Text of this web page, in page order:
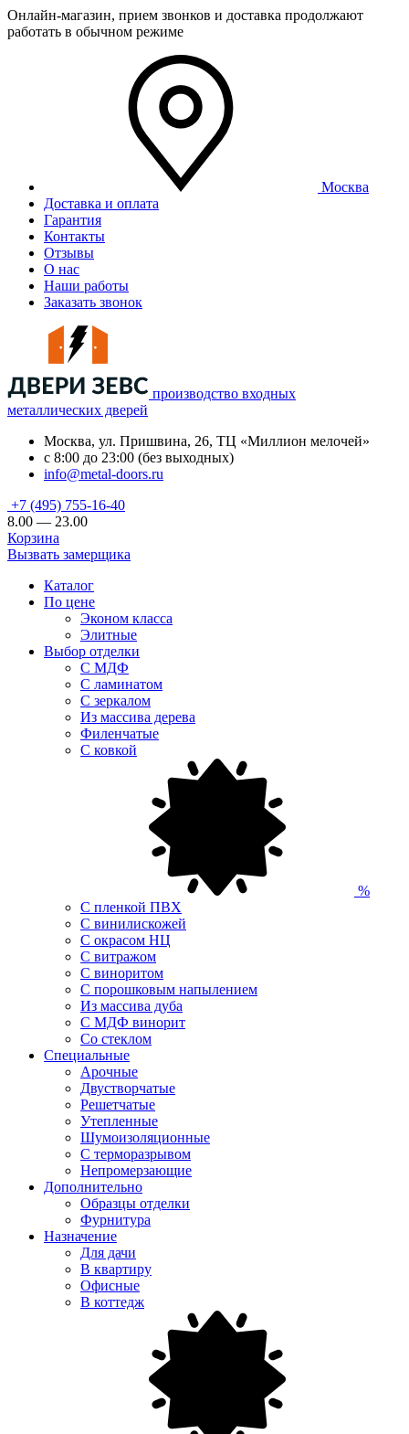
Онлайн-магазин, прием звонков и доставка продолжают
работать в обычном режиме
Москва
Доставка и оплата
Гарантия
Контакты
Отзывы
О нас
Наши работы
Заказать звонок
производство входных
металлических дверей
Москва, ул. Пришвина, 26, ТЦ «Миллион мелочей»
с 8:00 до 23:00 (без выходных)
info@metal-doors.ru
+7 (495) 755-16-40
8.00 — 23.00
Корзина
Вызвать замерщика
Каталог
По цене
Эконом класса
Элитные
Выбор отделки
С МДФ
С ламинатом
С зеркалом
Из массива дерева
Филенчатые
С ковкой
%
С пленкой ПВХ
С винилискожей
С окрасом НЦ
С витражом
С виноритом
С порошковым напылением
Из массива дуба
С МДФ винорит
Со стеклом
Специальные
Арочные
Двустворчатые
Решетчатые
Утепленные
Шумоизоляционные
С терморазрывом
Непромерзающие
Дополнительно
Образцы отделки
Фурнитура
Назначение
Для дачи
В квартиру
Офисные
В коттедж